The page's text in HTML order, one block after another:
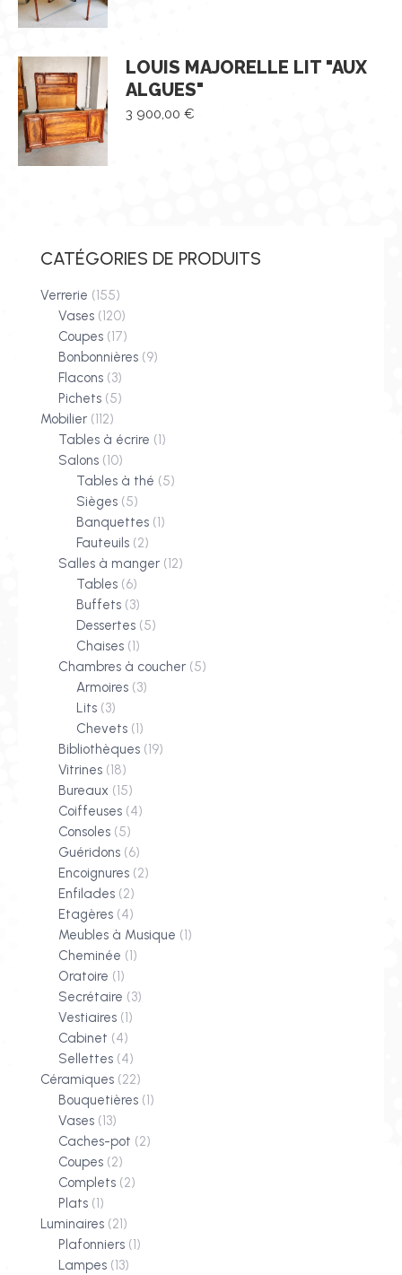
LOUIS MAJORELLE LIT "AUX
ALGUES"
3 900,00 €
CATÉGORIES DE PRODUITS
Verrerie (155)
Vases (120)
Coupes (17)
Bonbonnières (9)
Flacons (3)
Pichets (5)
Mobilier (112)
Tables à écrire (1)
Salons (10)
Tables à thé (5)
Sièges (5)
Banquettes (1)
Fauteuils (2)
Salles à manger (12)
Tables (6)
Buffets (3)
Dessertes (5)
Chaises (1)
Chambres à coucher (5)
Armoires (3)
Lits (3)
Chevets (1)
Bibliothèques (19)
Vitrines (18)
Bureaux (15)
Coiffeuses (4)
Consoles (5)
Guéridons (6)
Encoignures (2)
Enfilades (2)
Etagères (4)
Meubles à Musique (1)
Cheminée (1)
Oratoire (1)
Secrétaire (3)
Vestiaires (1)
Cabinet (4)
Sellettes (4)
Céramiques (22)
Bouquetières (1)
Vases (13)
Caches-pot (2)
Coupes (2)
Complets (2)
Plats (1)
Luminaires (21)
Plafonniers (1)
Lampes (13)